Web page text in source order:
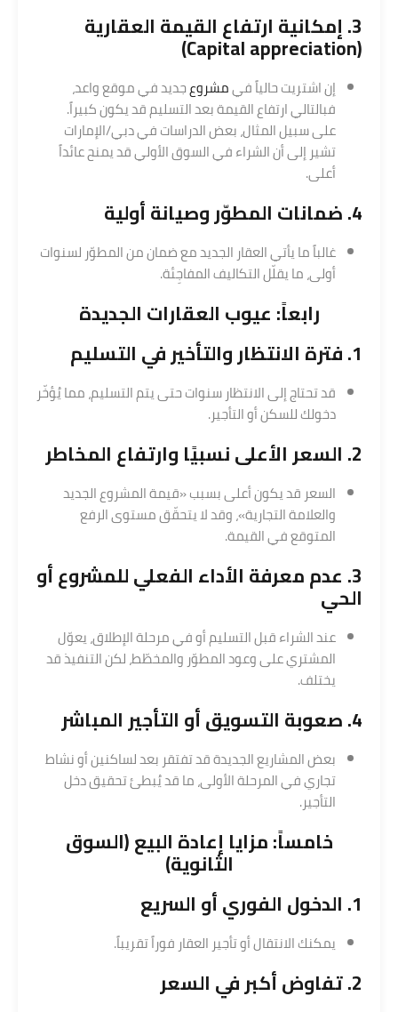
3. إمكانية ارتفاع القيمة العقارية
(Capital appreciation)
إن اشتريت حالياً فيمشروعجديد في موقع واعد،
فبالتالي ارتفاع القيمة بعد التسليم قد يكون كبيراً.
على سبيل المثال، بعض الدراسات في دبي/الإمارات
تشير إلى أن الشراء في السوق الأولي قد يمنح عائداً
أعلى.
4. ضمانات المطوّر وصيانة أولية
غالباً ما يأتي العقار الجديد مع ضمان من المطوّر لسنوات
أولى، ما يقلّل التكاليف المفاجِئة.
رابعاً: عيوب العقارات الجديدة
1. فترة الانتظار والتأخير في التسليم
قد تحتاج إلى الانتظار سنوات حتى يتم التسليم، مما يُؤخّر
دخولك للسكن أو التأجير.
2. السعر الأعلى نسبيًا وارتفاع المخاطر
السعر قد يكون أعلى بسبب «قيمة المشروع الجديد
والعلامة التجارية»، وقد لا يتحقّق مستوى الرفع
المتوقع في القيمة.
3. عدم معرفة الأداء الفعلي للمشروع أو
الحي
عند الشراء قبل التسليم أو في مرحلة الإطلاق، يعوّل
المشتري على وعود المطوّر والمخطّط، لكن التنفيذ قد
يختلف.
4. صعوبة التسويق أو التأجير المباشر
بعض المشاريع الجديدة قد تفتقر بعد لساكنين أو نشاط
تجاري في المرحلة الأولى، ما قد يُبطئ تحقيق دخل
التأجير.
خامساً: مزايا إعادة البيع (السوق
الثانوية)
1. الدخول الفوري أو السريع
يمكنك الانتقال أو تأجير العقار فوراً تقريباً.
2. تفاوض أكبر في السعر